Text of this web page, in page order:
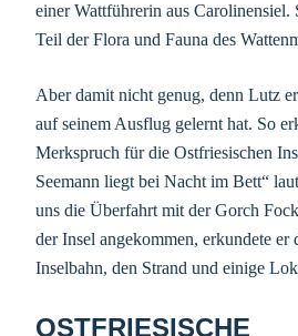
einer Wattführerin aus Carolinensiel.
Teil der Flora und Fauna des
Aber damit nicht genug, denn Lutz
auf seinem Ausflug gelernt hat. So
Merkspruch für die Ostfriesischen
Seemann liegt bei Nacht im Bett“
uns die Überfahrt mit der Gorch
der Insel angekommen, erkundete er
Inselbahn, den Strand und einige
OSTFRIESISCHE